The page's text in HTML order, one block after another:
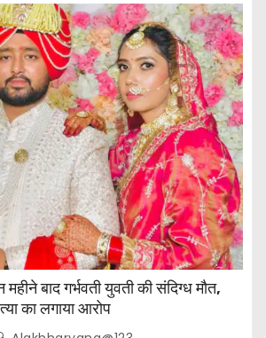
बाद गर्भवती युवती की संदिग्ध मौत,
का लगाया आरोप